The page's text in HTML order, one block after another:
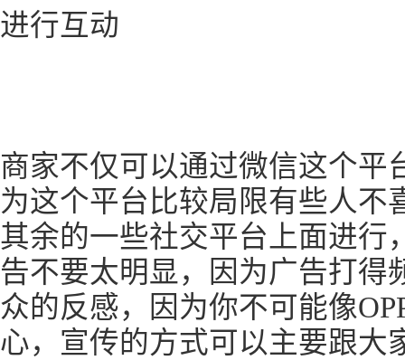
进行互动
商家不仅可以通过微信这个平
为这个平台比较局限有些人不
其余的一些社交平台上面进行
告不要太明显，因为广告打得
众的反感，因为你不可能像
心，宣传的方式可以主要跟大